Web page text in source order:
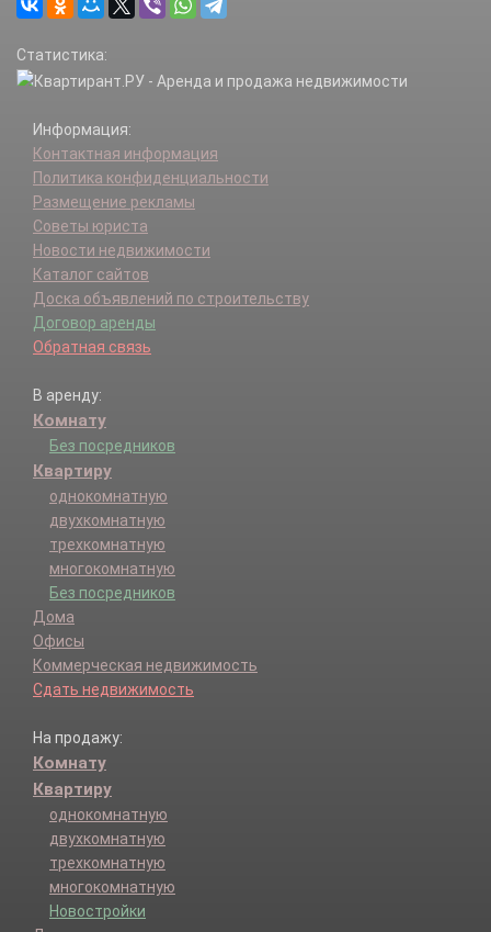
Статистика:
Информация:
Контактная информация
Политика конфиденциальности
Размещение рекламы
Советы юриста
Новости недвижимости
Каталог сайтов
Доска объявлений по строительству
Договор аренды
Обратная связь
В аренду:
Комнату
Без посредников
Квартиру
однокомнатную
двухкомнатную
трехкомнатную
многокомнатную
Без посредников
Дома
Офисы
Коммерческая недвижимость
Сдать недвижимость
На продажу:
Комнату
Квартиру
однокомнатную
двухкомнатную
трехкомнатную
многокомнатную
Новостройки